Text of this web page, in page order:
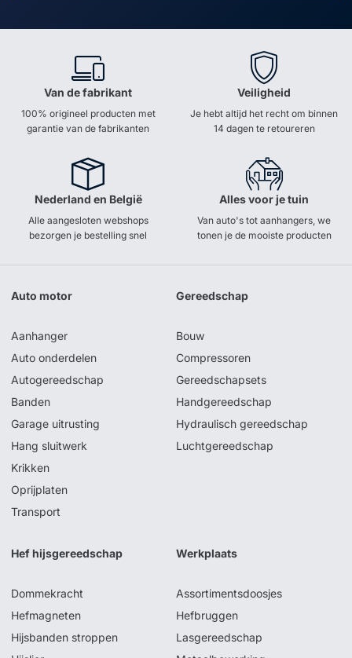
Van de fabrikant
100% origineel producten met
garantie van de fabrikanten
Veiligheid
Je hebt altijd het recht om binnen
14 dagen te retoureren
Nederland en België
Alle aangesloten webshops
bezorgen je bestelling snel
Alles voor je tuin
Van auto's tot aanhangers, we
tonen je de mooiste producten
Auto motor
Aanhanger
Auto onderdelen
Autogereedschap
Banden
Garage uitrusting
Hang sluitwerk
Krikken
Oprijplaten
Transport
Gereedschap
Bouw
Compressoren
Gereedschapsets
Handgereedschap
Hydraulisch gereedschap
Luchtgereedschap
Hef hijsgereedschap
Dommekracht
Hefmagneten
Hijsbanden stroppen
Werkplaats
Assortimentsdoosjes
Hefbruggen
Lasgereedschap